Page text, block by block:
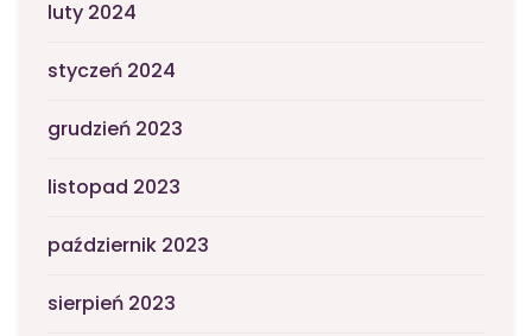
luty 2024
styczeń 2024
grudzień 2023
listopad 2023
październik 2023
sierpień 2023